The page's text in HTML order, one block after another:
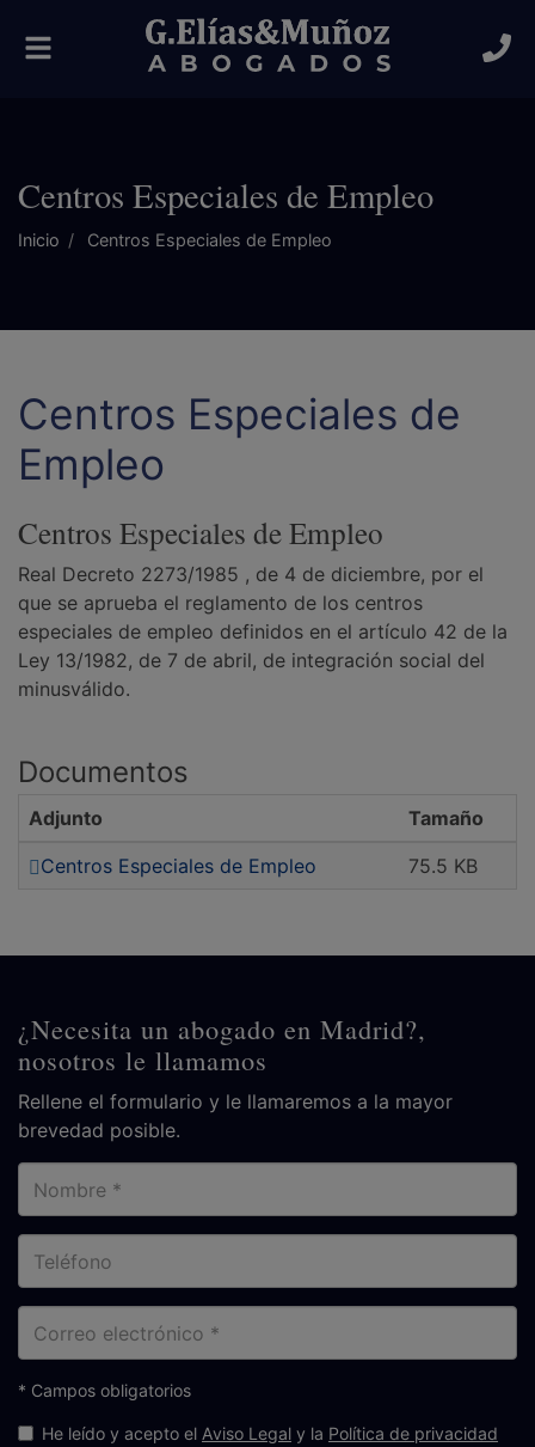
Alternar
navegación
Centros Especiales de Empleo
Inicio Centros Especiales de Empleo
Centros Especiales de
Empleo
Centros Especiales de Empleo
Real Decreto 2273/1985 , de 4 de diciembre, por el
que se aprueba el reglamento de los centros
especiales de empleo definidos en el artículo 42 de la
Ley 13/1982, de 7 de abril, de integración social del
minusválido.
Documentos
Adjunto
Tamaño
Centros Especiales de Empleo
75.5 KB
¿Necesita un abogado en Madrid?,
nosotros le llamamos
Rellene el formulario y le llamaremos a la mayor
brevedad posible.
electrónico
* Campos obligatorios
He leído y acepto el Aviso Legal y la Política de privacidad